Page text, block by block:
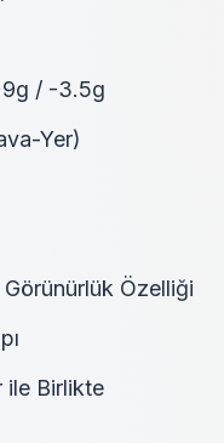
/ -3.5g
Yer)
Özelliği
ile Birlikte